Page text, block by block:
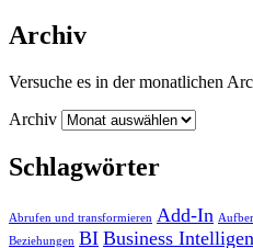
Archiv
Versuche es in der monatlichen
Archiv
Schlagwörter
Abrufen und transformieren Add-In
Beziehungen BI Business